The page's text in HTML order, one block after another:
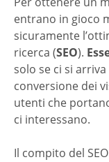
entrano in gioco
sicuramente
ricerca (SEO).
solo se ci si
conversione dei
utenti che
ci interessano.
Il compito del